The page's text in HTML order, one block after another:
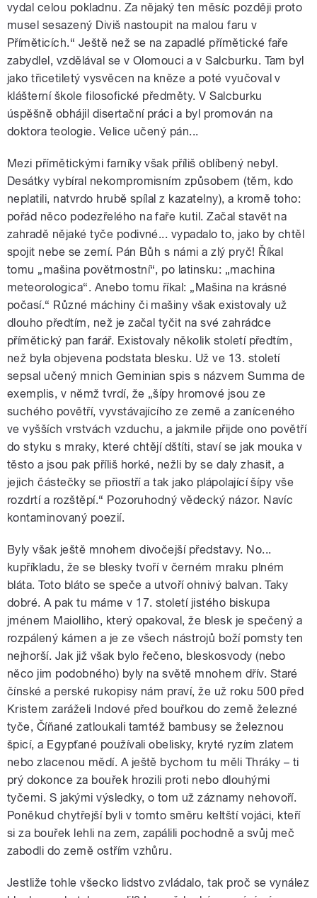
vydal celou pokladnu. Za nějaký ten měsíc později proto
musel sesazený Diviš nastoupit na malou faru v
Příměticích.“ Ještě než se na zapadlé přímětické faře
zabydlel, vzdělával se v Olomouci a v Salcburku. Tam byl
jako třicetiletý vysvěcen na kněze a poté vyučoval v
klášterní škole filosofické předměty. V Salcburku
úspěšně obhájil disertační práci a byl promován na
doktora teologie. Velice učený pán...
Mezi přímětickými farníky však příliš oblíbený nebyl.
Desátky vybíral nekompromisním způsobem (těm, kdo
neplatili, natvrdo hrubě spílal z kazatelny), a kromě toho:
pořád něco podezřelého na faře kutil. Začal stavět na
zahradě nějaké tyče podivné... vypadalo to, jako by chtěl
spojit nebe se zemí. Pán Bůh s námi a zlý pryč! Říkal
tomu „mašina povětrnostní“, po latinsku: „machina
meteorologica“. Anebo tomu říkal: „Mašina na krásné
počasí.“ Různé máchiny či mašiny však existovaly už
dlouho předtím, než je začal tyčit na své zahrádce
přímětický pan farář. Existovaly několik století předtím,
než byla objevena podstata blesku. Už ve 13. století
sepsal učený mnich Geminian spis s názvem Summa de
exemplis, v němž tvrdí, že „šípy hromové jsou ze
suchého povětří, vyvstávajícího ze země a zaníceného
ve vyšších vrstvách vzduchu, a jakmile přijde ono povětří
do styku s mraky, které chtějí dštíti, staví se jak mouka v
těsto a jsou pak příliš horké, nežli by se daly zhasit, a
jejich částečky se přiostří a tak jako plápolající šípy vše
rozdrtí a rozštěpí.“ Pozoruhodný vědecký názor. Navíc
kontaminovaný poezií.
Byly však ještě mnohem divočejší představy. No...
kupříkladu, že se blesky tvoří v černém mraku plném
bláta. Toto bláto se speče a utvoří ohnivý balvan. Taky
dobré. A pak tu máme v 17. století jistého biskupa
jménem Maiolliho, který opakoval, že blesk je spečený a
rozpálený kámen a je ze všech nástrojů boží pomsty ten
nejhorší. Jak již však bylo řečeno, bleskosvody (nebo
něco jim podobného) byly na světě mnohem dřív. Staré
čínské a perské rukopisy nám praví, že už roku 500 před
Kristem zaráželi Indové před bouřkou do země železné
tyče, Číňané zatloukali tamtéž bambusy se železnou
špicí, a Egypťané používali obelisky, kryté ryzím zlatem
nebo zlacenou mědí. A ještě bychom tu měli Thráky – ti
prý dokonce za bouřek hrozili proti nebo dlouhými
tyčemi. S jakými výsledky, o tom už záznamy nehovoří.
Poněkud chytřejší byli v tomto směru keltští vojáci, kteří
si za bouřek lehli na zem, zapálili pochodně a svůj meč
zabodli do země ostřím vzhůru.
Jestliže tohle všecko lidstvo zvládalo, tak proč se vynález